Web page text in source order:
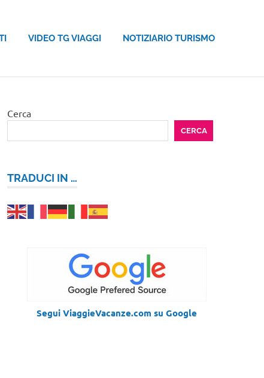
VIDEO TG VIAGGI NOTIZIARIO TURISMO
Cerca
CERCA
TRADUCI IN …
Segui ViaggieVacanze.com su Google